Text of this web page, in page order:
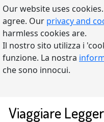
Our website uses
agree. Our privacy and
harmless cookies are.
Il nostro sito utilizza i
funzione. La nostra
che sono innocui.
Viaggiare